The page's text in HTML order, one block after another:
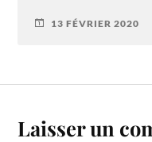
13 FÉVRIER 2020
Laisser un